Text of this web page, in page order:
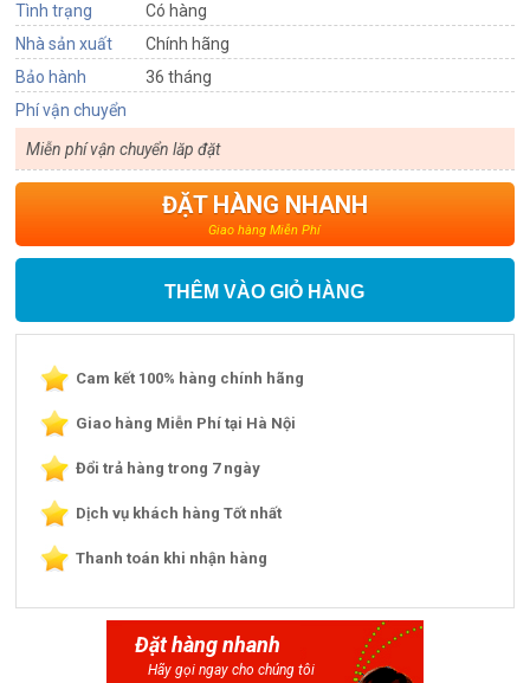
Tình trạng
Có hàng
Nhà sản xuất
Chính hãng
Bảo hành
36 tháng
Phí vận chuyển
Miễn phí vận chuyển lăp đặt
ĐẶT HÀNG NHANH
Giao hàng Miễn Phí
THÊM VÀO GIỎ HÀNG
Cam kết 100% hàng chính hãng
Giao hàng Miễn Phí tại Hà Nội
Đổi trả hàng trong 7 ngày
Dịch vụ khách hàng Tốt nhất
Thanh toán khi nhận hàng
Đặt hàng nhanh
Hãy gọi ngay cho chúng tôi